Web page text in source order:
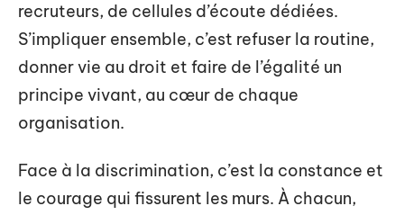
recruteurs, de cellules d’écoute dédiées.
S’impliquer ensemble, c’est refuser la routine,
donner vie au droit et faire de l’égalité un
principe vivant, au cœur de chaque
organisation.
Face à la discrimination, c’est la constance et
le courage qui fissurent les murs. À chacun,